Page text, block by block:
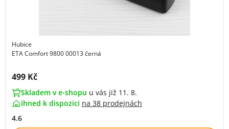
Hubice
ETA Comfort 9800 00013 černá
Cena s DPH:
499 Kč
Skladem v e-shopu u vás již 11. 8.
ihned k dispozici na 38 prodejnách
4.6